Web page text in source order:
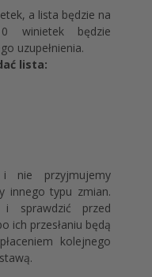
a lista będzie na
winietek będzie
uzupełnienia.
lista:
i nie przyjmujemy
innego typu zmian.
i sprawdzić przed
ich przesłaniu będą
kolejnego